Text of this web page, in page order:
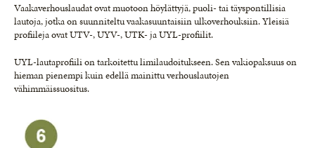
Vaakaverhouslaudat ovat muotoon höylättyjä, puoli- tai täyspontillisia
lautoja, jotka on suunniteltu vaakasuuntaisiin ulkoverhouksiin. Yleisiä
profiileja ovat UTV-, UYV-, UTK- ja UYL-profiilit.
UYL-lautaprofiili on tarkoitettu limilaudoitukseen. Sen vakiopaksuus on
hieman pienempi kuin edellä mainittu verhouslautojen
vähimmäissuositus.